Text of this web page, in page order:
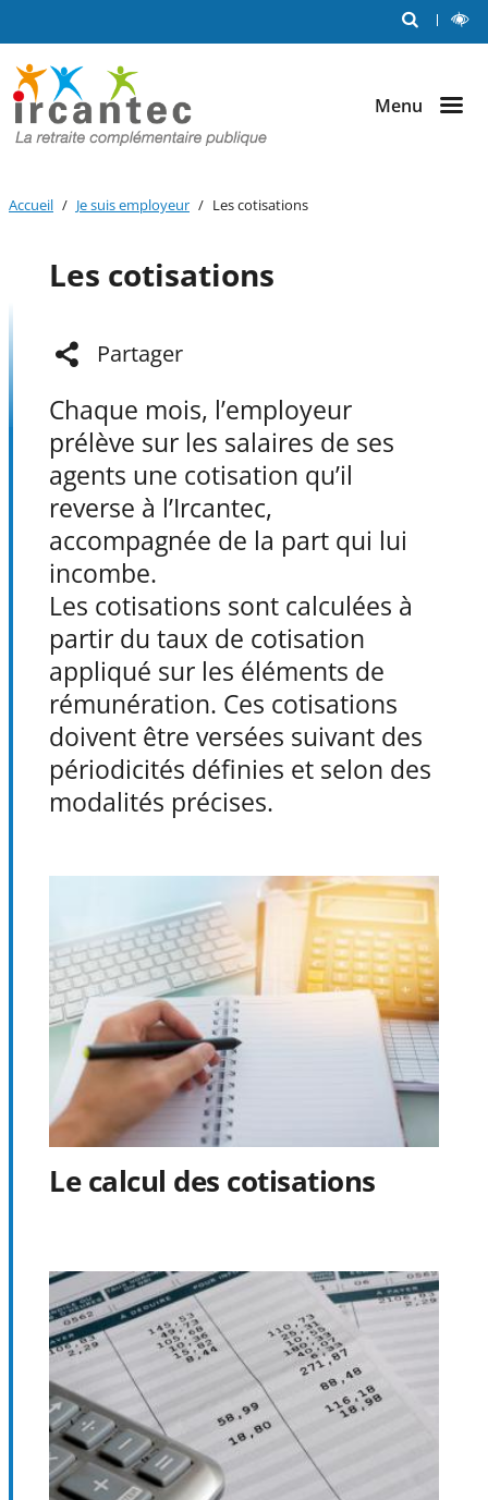
contenu
principal
menu
principal
bouton
lecture
contraste
RECHERCHE
Menu
Accueil Je suis employeur Les cotisations
Les cotisations
Partager
Chaque mois, l’employeur
prélève sur les salaires de ses
agents une cotisation qu’il
reverse à l’Ircantec,
accompagnée de la part qui lui
incombe.
Les cotisations sont calculées à
partir du taux de cotisation
appliqué sur les éléments de
rémunération. Ces cotisations
doivent être versées suivant des
périodicités définies et selon des
modalités précises.
Le calcul des cotisations